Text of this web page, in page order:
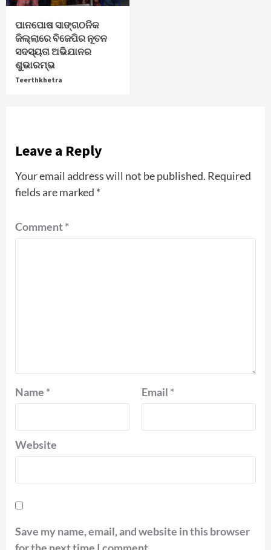
ପାନପୋଷ ସାଙ୍ଗଠନିକ
ଜିଲ୍ଲାରେ ବିଜେପିର ନୂତନ
ସଦସ୍ୟତା ଅଭିଯାନର
ଶୁଭାରମ୍ଭ
Teerthkhetra
Leave a Reply
Your email address will not be published. Required
fields are marked *
Comment*
Name * Email *
Website
Save my name, email, and website in this browser